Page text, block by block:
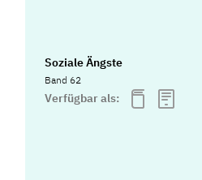
Soziale Ängste
Band 62
Verfügbar als: